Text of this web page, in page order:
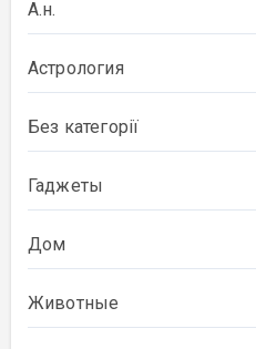
А.н.
Астрология
Без категорії
Гаджеты
Дом
Животные